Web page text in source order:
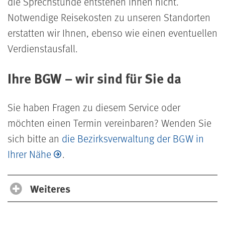
Notwendige Reisekosten zu unseren Standorten
erstatten wir Ihnen, ebenso wie einen eventuellen
Verdienstausfall.
Ihre BGW – wir sind für Sie da
Sie haben Fragen zu diesem Service oder
möchten einen Termin vereinbaren? Wenden Sie
sich bitte an die Bezirksverwaltung der BGW in
Ihrer Nähe
.
Weiteres